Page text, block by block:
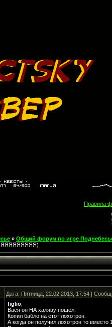
Правила
» Общий форум по игре
Дата: Пятница, 22.02.2013, 17:54 |
figlio,
Вася он НА халяву пошел.
Копил бабло на етот лохотрон.
А когда он получил лохотрон то вместо